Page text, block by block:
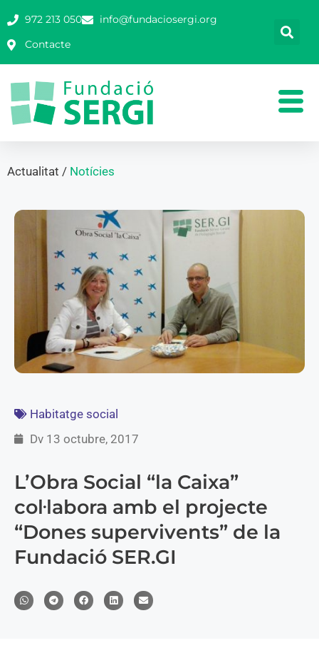
972 213 050
info@fundaciosergi.org
Contacte
Actualitat / Notícies
Habitatge social
Dv 13 octubre, 2017
L’Obra Social “la Caixa”
col·labora amb el projecte
“Dones supervivents” de la
Fundació SER.GI